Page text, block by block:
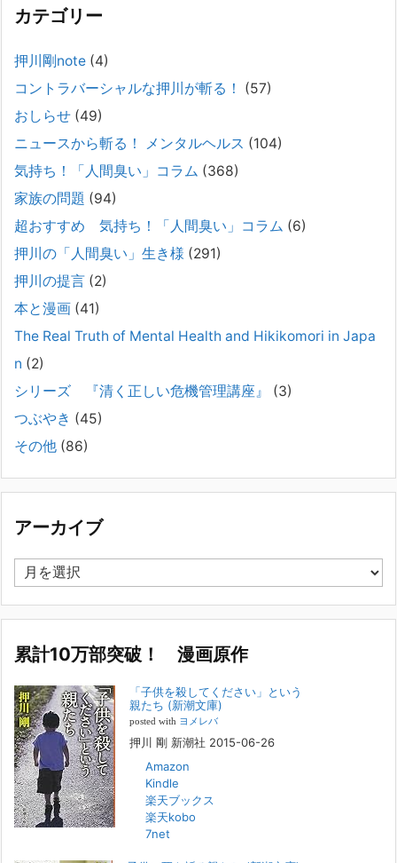
精神科から「退院できます」と言われた家族へ──退院
2026年2月21日
通常価格 2,980円 → 今だけ 1,480円（50％OFF）こちらのnoteは、
（株）トキワ精神保健事務所（所長：押川剛）が支援の現場で行なって
きた実務対応を、家族向けに整理しています。 続きをみ
#042 精神疾患の子どもと健全なコミュニケーション
がとれない（母娘編）。
2025年8月17日
弊社は、病識のない重篤な精神疾患を抱えるご家族からのご相談を受
け、長年にわたり精神科医療へのアクセスの仕方や問題解決に取り組ん
い場合、家[...]
#041 将来を案じる「きょうだい」必見②きょうだ
で困っている方へ
2025年8月11日
長年問題解決に至らない家族のパターンのうち、弊社の相談で多い事例
景・特徴続きをみる
集英社オンラインのインタビューを受けました。「漫
画といえば集英社！」というく…
2023年3月1日
集英社オンラインのインタビューを受けました。「漫画といえば集英
社！」というくらいの大御所が、「子供を殺してくださいという親た
ち」に興味を持ってくれたことは、漫画としても私個人としても大変な
名誉です。h[...]
若年層の子供の問題
『「子供を殺してください」という親たち』では、先月まで、10代の対
象者をテーマにした回、「ケース19 奴隷化する親たち」をお送りして
いました。こちらは、最終話をコミックバンチWebで読むことができま
す[...]
FBS福岡放送『目撃者f』出演情報
2022年2月27日
本日（日曜）深夜1時25分～FBS福岡放送『目撃者f』で、（株）トキワ
カテゴリー
押川剛note (4)
コントラバーシャルな押川が斬る！
(57)
おしらせ (49)
ニュースから斬る！ メンタルヘルス (104)
気持ち！「人間臭い」コラム (368)
家族の問題 (94)
超おすすめ 気持ち！「人間臭い」コラム (6)
押川の「人間臭い」生き様 (291)
押川の提言 (2)
本と漫画 (41)
The Real Truth of Mental Health and Hikikomori in Japa
n (2)
シリーズ 『清く正しい危機管理講座』
(3)
つぶやき (45)
その他 (86)
アーカイブ
ー
カ
ブ
累計10万部突破！ 漫画原作
「子供を殺してください」という
親たち (新潮文庫)
posted with ヨメレバ
押川 剛 新潮社 2015-06-26
Amazon
Kindle
楽天ブックス
楽天kobo
7net